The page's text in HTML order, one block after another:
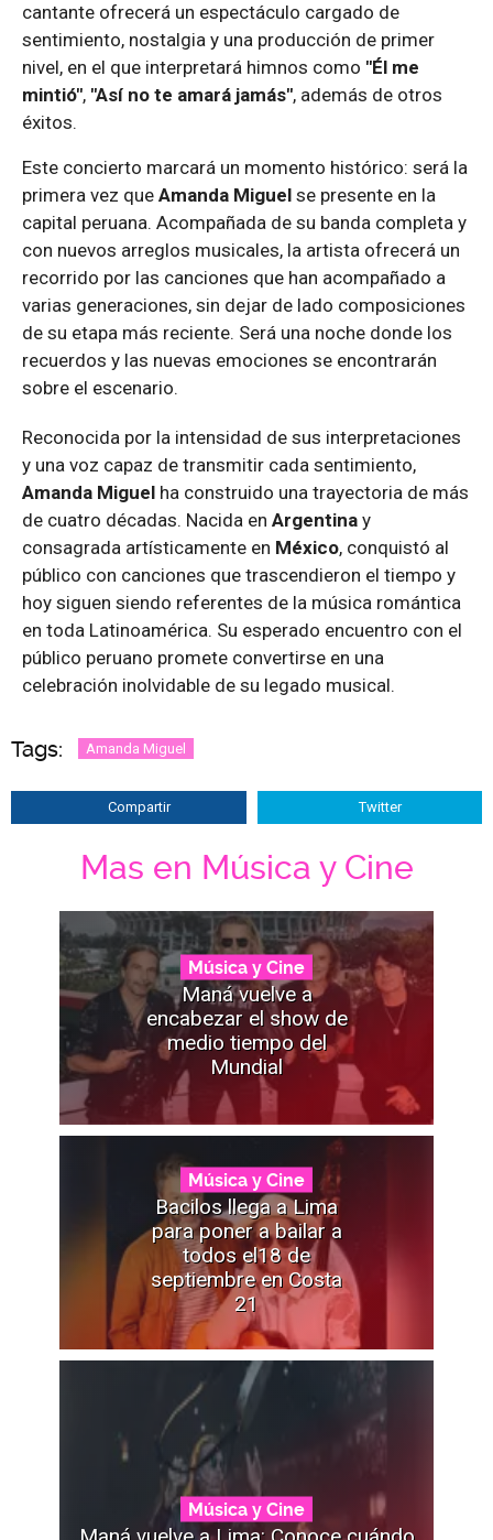
cantante ofrecerá un espectáculo cargado de
sentimiento, nostalgia y una producción de primer
nivel, en el que interpretará himnos como "Él me
mintió", "Así no te amará jamás", además de otros
éxitos.
Este concierto marcará un momento histórico: será la
primera vez que Amanda Miguel se presente en la
capital peruana. Acompañada de su banda completa y
con nuevos arreglos musicales, la artista ofrecerá un
recorrido por las canciones que han acompañado a
varias generaciones, sin dejar de lado composiciones
de su etapa más reciente. Será una noche donde los
recuerdos y las nuevas emociones se encontrarán
sobre el escenario.
Reconocida por la intensidad de sus interpretaciones
y una voz capaz de transmitir cada sentimiento,
Amanda Miguel ha construido una trayectoria de más
de cuatro décadas. Nacida en Argentina y
consagrada artísticamente en México, conquistó al
público con canciones que trascendieron el tiempo y
hoy siguen siendo referentes de la música romántica
en toda Latinoamérica. Su esperado encuentro con el
público peruano promete convertirse en una
celebración inolvidable de su legado musical.
Tags: Amanda Miguel
Compartir Twitter
Mas en Música y Cine
Música y Cine
Maná vuelve a
encabezar el show de
medio tiempo del
Mundial
Música y Cine
Bacilos llega a Lima
para poner a bailar a
todos el18 de
septiembre en Costa
21
Música y Cine